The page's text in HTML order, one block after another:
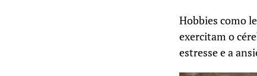
Hobbies como
exercitam o
estresse e a